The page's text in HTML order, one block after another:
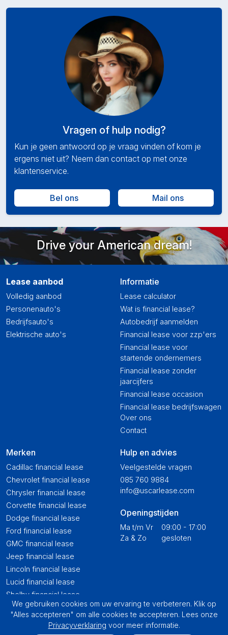
We gebruiken cookies om uw ervaring te verbeteren. Klik op
"Alles accepteren" om alle cookies te accepteren. Lees onze
Privacyverklaring voor meer informatie.
Vragen of hulp nodig?
Kun je geen antwoord op je vraag vinden of kom je
ergens niet uit? Neem dan contact op met onze
klantenservice.
Bel ons Mail ons
Drive your American dream!
Lease aanbod
Volledig aanbod
Personenauto's
Bedrijfsauto's
Elektrische auto's
Merken
Cadillac financial lease
Chevrolet financial lease
Chrysler financial lease
Corvette financial lease
Dodge financial lease
Ford financial lease
GMC financial lease
Jeep financial lease
Lincoln financial lease
Lucid financial lease
Shelby financial lease
Tesla financial lease
Toyota USA financial lease
Informatie
Lease calculator
Wat is financial lease?
Autobedrijf aanmelden
Financial lease voor zzp'ers
Financial lease voor
startende ondernemers
Financial lease zonder
jaarcijfers
Financial lease occasion
Financial lease bedrijfswagen
Over ons
Contact
Hulp en advies
Veelgestelde vragen
085 760 9884
info@uscarlease.com
Openingstijden
Ma t/m Vr
09:00 - 17:00
Za & Zo
gesloten